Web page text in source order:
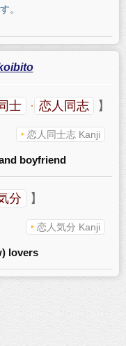
。
士 · 恋人同志 】
恋人同士志 Kanji
boyfriend
分 】
恋人気分 Kanji
lovers